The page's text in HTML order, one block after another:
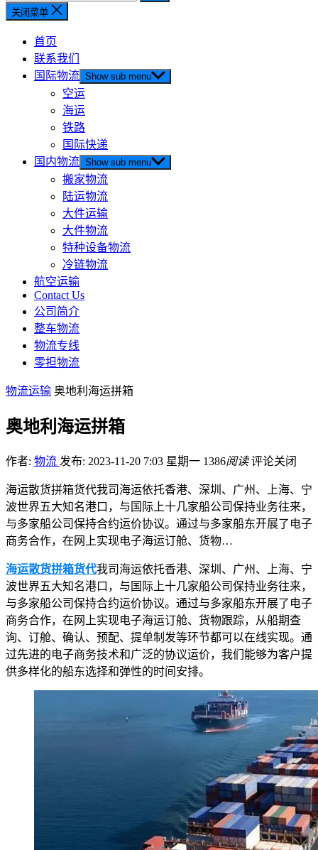
关闭菜单
首页
联系我们
国际物流 Show sub menu
空运
海运
铁路
国际快递
国内物流 Show sub menu
搬家物流
陆运物流
大件运输
大件物流
特种设备物流
冷链物流
航空运输
Contact Us
公司简介
整车物流
物流专线
零担物流
物流运输 奥地利海运拼箱
奥地利海运拼箱
作者: 物流 发布: 2023-11-20 7:03 星期一 1386阅读 评论关闭
海运散货拼箱货代我司海运依托香港、深圳、广州、上海、宁
波世界五大知名港口，与国际上十几家船公司保持业务往来，
与多家船公司保持合约运价协议。通过与多家船东开展了电子
商务合作，在网上实现电子海运订舱、货物…
海运散货拼箱货代我司海运依托香港、深圳、广州、上海、宁
波世界五大知名港口，与国际上十几家船公司保持业务往来，
与多家船公司保持合约运价协议。通过与多家船东开展了电子
商务合作，在网上实现电子海运订舱、货物跟踪，从船期查
询、订舱、确认、预配、提单制发等环节都可以在线实现。通
过先进的电子商务技术和广泛的协议运价，我们能够为客户提
供多样化的船东选择和弹性的时间安排。